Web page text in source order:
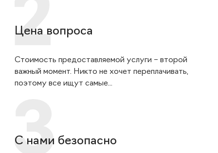
Цена вопроса
Стоимость предоставляемой услуги – второй
важный момент. Никто не хочет переплачивать,
поэтому все ищут самые...
С нами безопасно